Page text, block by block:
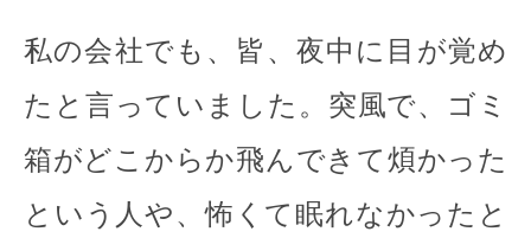
私の会社でも、皆、夜中に目が覚め
たと言っていました。突風で、ゴミ
箱がどこからか飛んできて煩かった
という人や、怖くて眠れなかったと